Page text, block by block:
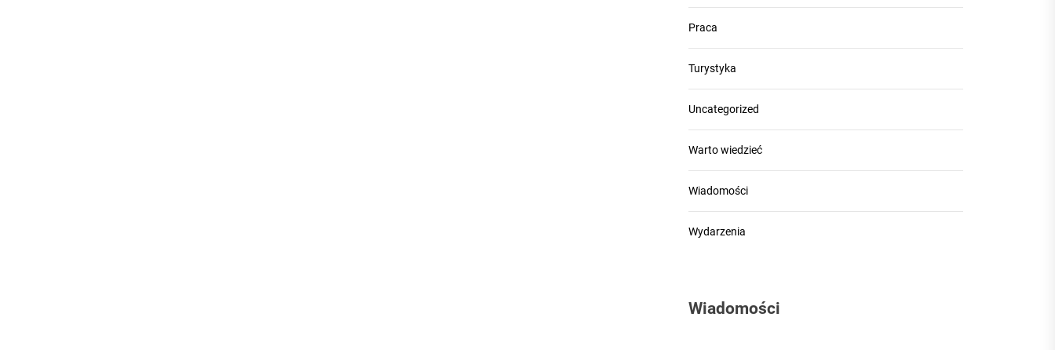
Praca
Turystyka
Uncategorized
Warto wiedzieć
Wiadomości
Wydarzenia
Wiadomości